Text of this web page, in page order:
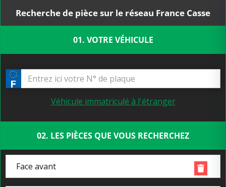
Recherche de pièce sur le réseau France Casse
01. VOTRE VÉHICULE
Véhicule immatriculé à l'étranger
02. LES PIÈCES QUE VOUS RECHERCHEZ
Face avant